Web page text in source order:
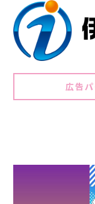
広告